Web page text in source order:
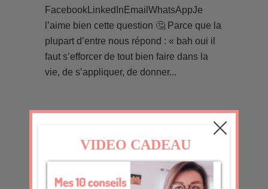
FacebookLinkedInEmailWhatsAppJe
l’aime bien cette question 🤔 Parce que la
plupart d’entre nous répond : « bah oui il
faut s’efforcer de tout bien faire dans la
vie, de s’appliquer, de donner...
0 commentaires